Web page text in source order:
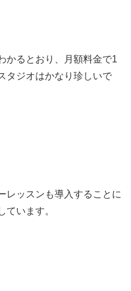
かるとおり、月額料金で1
タジオはかなり珍しいで
レッスンも導入することに
ています。